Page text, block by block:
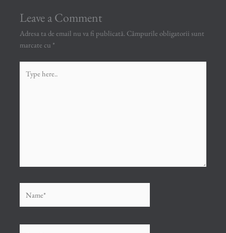
Leave a Comment
Adresa ta de email nu va fi publicată. Câmpurile obligatorii sunt
marcate cu *
here..